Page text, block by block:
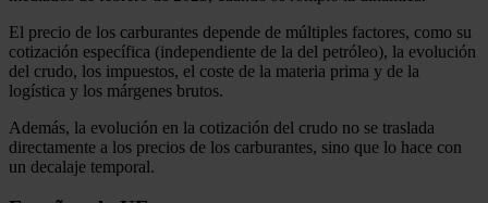
El precio de los carburantes depende de múltiples factores, como su
cotización específica (independiente de la del petróleo), la evolución
del crudo, los impuestos, el coste de la materia prima y de la
logística y los márgenes brutos.
Además, la evolución en la cotización del crudo no se traslada
directamente a los precios de los carburantes, sino que lo hace con
un decalaje temporal.